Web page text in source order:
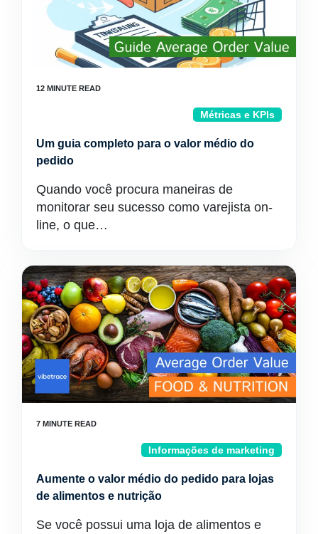
Métricas e KPIs
Um guia completo para o valor médio do
pedido
Quando você procura maneiras de
monitorar seu sucesso como varejista on-
line, o que…
Informações de marketing
Aumente o valor médio do pedido para lojas
de alimentos e nutrição
Se você possui uma loja de alimentos e